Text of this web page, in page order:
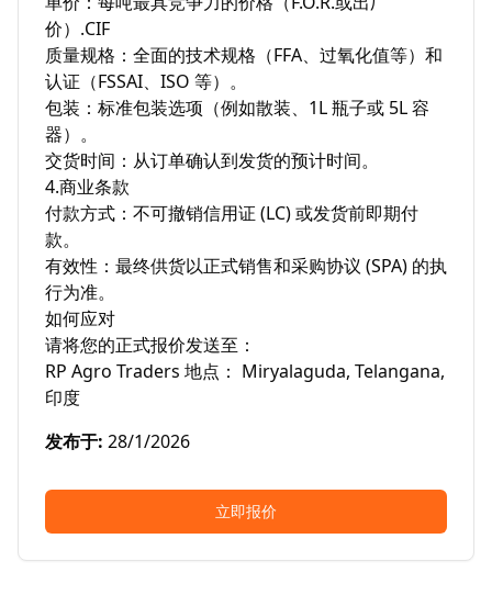
价）.CIF
​质量规格：全面的技术规格（FFA、过氧化值等）和
认证（FSSAI、ISO 等）。
​包装：标准包装选项（例如散装、1L 瓶子或 5L 容
器）。
​交货时间：从订单确认到发货的预计时间。
​4.商业条款
​付款方式：不可撤销信用证 (LC) 或发货前即期付
款。
​有效性：最终供货以正式销售和采购协议 (SPA) 的执
行为准。
​如何应对
​请将您的正式报价发送至：
RP Agro Traders 地点： Miryalaguda, Telangana,
印度
发布于: 28/1/2026
立即报价